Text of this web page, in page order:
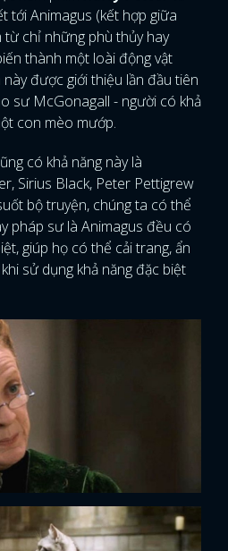
tới Animagus (kết hợp giữa
từ chỉ những phù thủy hay
thành một loài động vật
được giới thiệu lần đầu tiên
sư McGonagall - người có khả
con mèo mướp.
có khả năng này là
Sirius Black, Peter Pettigrew
bộ truyện, chúng ta có thể
pháp sư là Animagus đều có
giúp họ có thể cải trang, ẩn
sử dụng khả năng đặc biệt